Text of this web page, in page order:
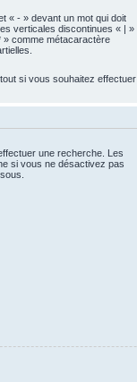
« - » devant un mot qui doit
verticales discontinues « | »
» comme métacaractère
si vous souhaitez effectuer
une recherche. Les
si vous ne désactivez pas